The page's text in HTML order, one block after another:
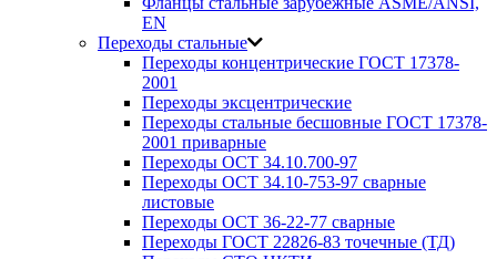
EN
Переходы стальные
Переходы концентрические ГОСТ 17378-
2001
Переходы эксцентрические
Переходы стальные бесшовные ГОСТ 17378-
2001 приварные
Переходы ОСТ 34.10.700-97
Переходы ОСТ 34.10-753-97 сварные
листовые
Переходы ОСТ 36-22-77 сварные
Переходы ГОСТ 22826-83 точечные (ТД)